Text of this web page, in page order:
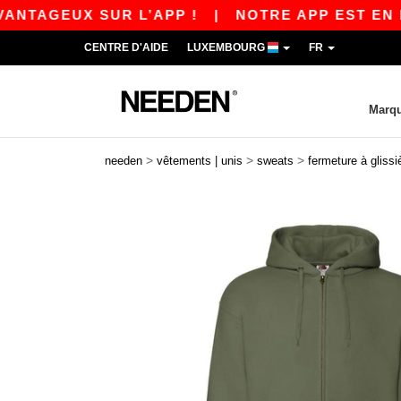
SUR L’APP !|NOTRE APP EST EN
CENTRE D'AIDE LUXEMBOURG FR
needen > vêtements | unis > sweats > fermeture à